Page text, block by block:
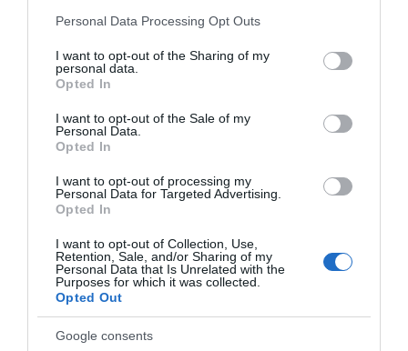
Please note that this website/app uses one or more Google
not limited to your visit or usage behaviour. You may click to
grant or deny consent to Google and its third-party tags to
use your data for below specified purposes in below Google
consent section.
Personal Data Processing Opt Outs
I want to opt-out of the Sharing of my
personal data.
Opted In
I want to opt-out of the Sale of my
Personal Data.
Opted In
I want to opt-out of processing my
Personal Data for Targeted Advertising.
Opted In
I want to opt-out of Collection, Use,
Retention, Sale, and/or Sharing of my
Personal Data that Is Unrelated with the
Purposes for which it was collected.
Opted Out
Google consents
Sastavljanje tortePotpuno ohlađeni biskvit prerežite vodoravno
pripremljene kreme i ravnomjerno je zagladite.
kremom premažite vrh i stranice torte. Po želji površinu dodatno
poravnajte špatulom kako bi torta izgledala urednije i elegantnije.
Hlađenje i posluživanjeTortu stavite u frižider najmanje četiri sata,
a idealno preko noći. Tokom hlađenja krema će se dodatno
lagano je pospite kakao prahom, što će joj dati završni dekorativni
izgled i dodatnu aromu čokolade.
Koristite jaja sobne temperature kako biste dobili što prozračniji
biskvit.* Slatka pavlaka mora biti dobro ohlađena prije mućenja.*